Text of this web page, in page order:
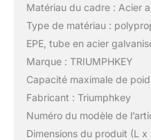
Matériau du cadre : Acier
Type de matériau :
EPE, tube en acier
Marque : TRIUMPHKEY
Capacité maximale de
Fabricant : Triumphkey
Numéro du modèle de
Dimensions du produit (L